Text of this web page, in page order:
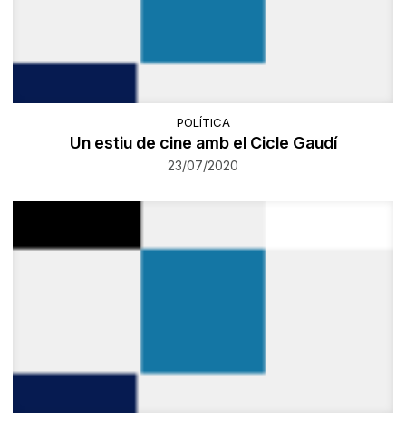
POLÍTICA
Un estiu de cine amb el Cicle Gaudí
23/07/2020